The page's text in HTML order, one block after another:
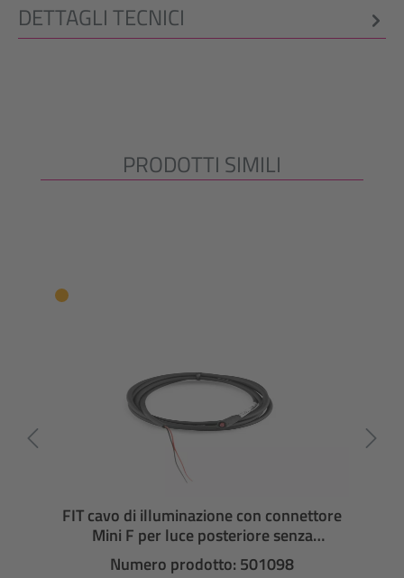
DETTAGLI TECNICI
Salta la galleria dei prodotti
PRODOTTI SIMILI
FIT cavo di illuminazione con connettore
Mini F per luce posteriore senza
connettore
Numero prodotto: 501098